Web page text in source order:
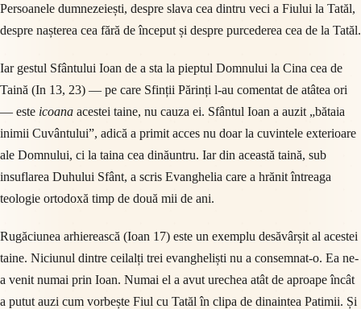
Persoanele dumnezeiești, despre slava cea dintru veci a Fiului la Tatăl,
despre nașterea cea fără de început și despre purcederea cea de la Tatăl.
Iar gestul Sfântului Ioan de a sta la pieptul Domnului la Cina cea de
Taină (In 13, 23) — pe care Sfinții Părinți l-au comentat de atâtea ori
— este icoana acestei taine, nu cauza ei. Sfântul Ioan a auzit „bătaia
inimii Cuvântului”, adică a primit acces nu doar la cuvintele exterioare
ale Domnului, ci la taina cea dinăuntru. Iar din această taină, sub
insuflarea Duhului Sfânt, a scris Evanghelia care a hrănit întreaga
teologie ortodoxă timp de două mii de ani.
Rugăciunea arhierească (Ioan 17) este un exemplu desăvârșit al acestei
taine. Niciunul dintre ceilalți trei evangheliști nu a consemnat-o. Ea ne-
a venit numai prin Ioan. Numai el a avut urechea atât de aproape încât
a putut auzi cum vorbește Fiul cu Tatăl în clipa de dinaintea Patimii. Și